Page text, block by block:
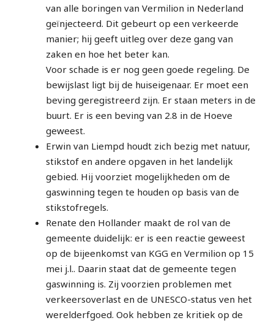
van alle boringen van Vermilion in Nederland
geïnjecteerd. Dit gebeurt op een verkeerde
manier; hij geeft uitleg over deze gang van
zaken en hoe het beter kan.
Voor schade is er nog geen goede regeling. De
bewijslast ligt bij de huiseigenaar. Er moet een
beving geregistreerd zijn. Er staan meters in de
buurt. Er is een beving van 2.8 in de Hoeve
geweest.
Erwin van Liempd houdt zich bezig met natuur,
stikstof en andere opgaven in het landelijk
gebied. Hij voorziet mogelijkheden om de
gaswinning tegen te houden op basis van de
stikstofregels.
Renate den Hollander maakt de rol van de
gemeente duidelijk: er is een reactie geweest
op de bijeenkomst van KGG en Vermilion op 15
mei j.l.. Daarin staat dat de gemeente tegen
gaswinning is. Zij voorzien problemen met
verkeersoverlast en de UNESCO-status ven het
werelderfgoed. Ook hebben ze kritiek op de